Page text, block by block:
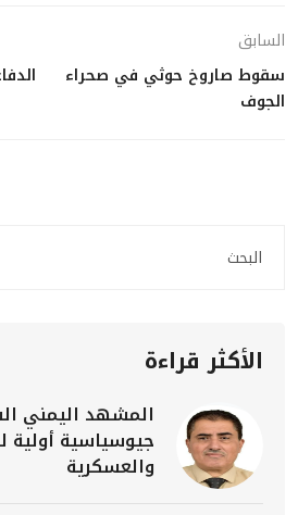
السابق
سقوط صاروخ حوثي في صحراء
الجوف
الأكثر قراءة
المشهد اليمني
جيوسياسية أولية
والعسكرية